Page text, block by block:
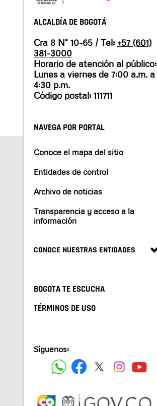
ALCALDÍA DE BOGOTÁ
Cra 8 N° 10-65 / Tel: +57 (601)
381-3000
Horario de atención al público:
Lunes a viernes de 7:00 a.m. a
4:30 p.m.
Código postal: 111711
NAVEGA POR PORTAL
Conoce el mapa del sitio
Entidades de control
Archivo de noticias
Transparencia y acceso a la
información
CONOCE NUESTRAS ENTIDADES
BOGOTA TE ESCUCHA
TÉRMINOS DE USO
Síguenos: